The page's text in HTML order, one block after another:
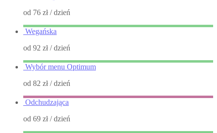
od 76 zł/ dzień
Wegańska
od 92 zł/ dzień
Wybór menu Optimum
od 82 zł/ dzień
Odchudzająca
od 69 zł/ dzień